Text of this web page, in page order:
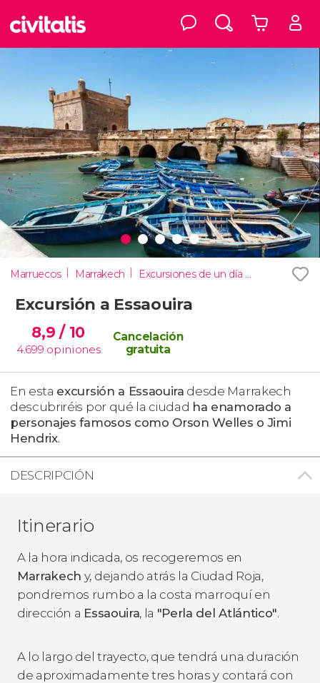
Marruecos Marrakech Excursiones de un día desde Marrakech
Excursión a Essaouira
8,9/ 10
4.699 opiniones
Cancelación
gratuita
En esta excursión a Essaouira desde Marrakech
descubriréis por qué la ciudad ha enamorado a
personajes famosos como Orson Welles o Jimi
Hendrix.
DESCRIPCIÓN
Itinerario
A la hora indicada, os recogeremos en
Marrakech y, dejando atrás la Ciudad Roja,
pondremos rumbo a la costa marroquí en
dirección a Essaouira, la "Perla del Atlántico".
A lo largo del trayecto, que tendrá una duración
de aproximadamente tres horas y contará con